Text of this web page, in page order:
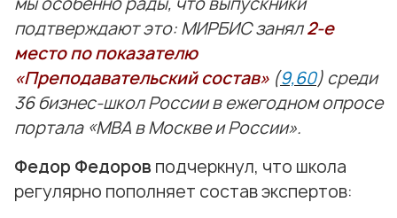
подтверждают это: МИРБИС занял2-е
место по показателю
«Преподавательский состав» (9,60) среди
36 бизнес-школ России в ежегодном опросе
портала «МВА в Москве и России».
Федор Федоров подчеркнул, что школа
регулярно пополняет состав экспертов: